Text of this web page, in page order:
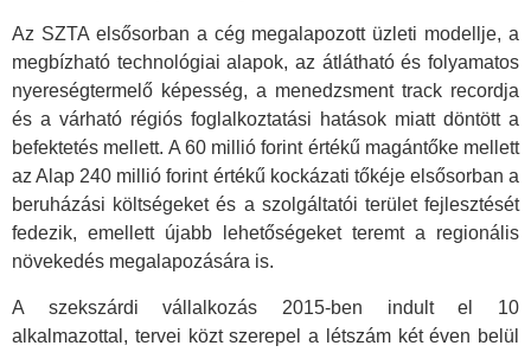
Az SZTA elsősorban a cég megalapozott üzleti modellje, a
megbízható technológiai alapok, az átlátható és folyamatos
nyereségtermelő képesség, a menedzsment track recordja
és a várható régiós foglalkoztatási hatások miatt döntött a
befektetés mellett. A 60 millió forint értékű magántőke mellett
az Alap 240 millió forint értékű kockázati tőkéje elsősorban a
beruházási költségeket és a szolgáltatói terület fejlesztését
fedezik, emellett újabb lehetőségeket teremt a regionális
növekedés megalapozására is.
A szekszárdi vállalkozás 2015-ben indult el 10
alkalmazottal, tervei közt szerepel a létszám két éven belül